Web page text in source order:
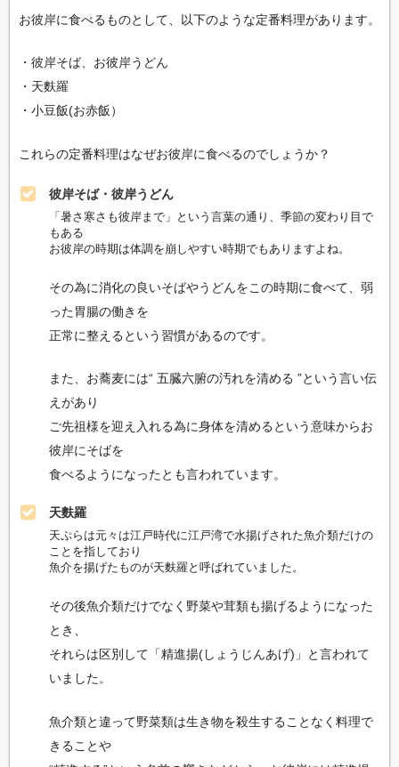
お彼岸に食べるものとして、以下のような定番料理があります。
・彼岸そば、お彼岸うどん
・天麩羅
・小豆飯(お赤飯）
これらの定番料理はなぜお彼岸に食べるのでしょうか？
彼岸そば・彼岸うどん
「暑さ寒さも彼岸まで」という言葉の通り、季節の変わり目で
もある
お彼岸の時期は体調を崩しやすい時期でもありますよね。
その為に消化の良いそばやうどんをこの時期に食べて、弱
った胃腸の働きを
正常に整えるという習慣があるのです。
また、お蕎麦には“ 五臓六腑の汚れを清める ”という言い伝
えがあり
ご先祖様を迎え入れる為に身体を清めるという意味からお
彼岸にそばを
食べるようになったとも言われています。
天麩羅
天ぷらは元々は江戸時代に江戸湾で水揚げされた魚介類だけの
ことを指しており
魚介を揚げたものが天麩羅と呼ばれていました。
その後魚介類だけでなく野菜や茸類も揚げるようになった
とき、
それらは区別して「精進揚(しょうじんあげ)」と言われて
いました。
魚介類と違って野菜類は生き物を殺生することなく料理で
きることや